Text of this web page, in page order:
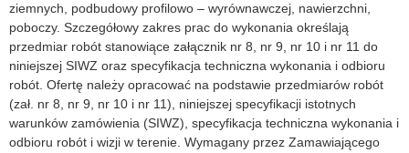
ziemnych, podbudowy profilowo – wyrównawczej, nawierzchni,
poboczy. Szczegółowy zakres prac do wykonania określają
przedmiar robót stanowiące załącznik nr 8, nr 9, nr 10 i nr 11 do
niniejszej SIWZ oraz specyfikacja techniczna wykonania i odbioru
robót. Ofertę należy opracować na podstawie przedmiarów robót
(zał. nr 8, nr 9, nr 10 i nr 11), niniejszej specyfikacji istotnych
warunków zamówienia (SIWZ), specyfikacja techniczna wykonania i
odbioru robót i wizji w terenie. Wymagany przez Zamawiającego